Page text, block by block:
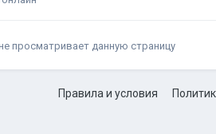
просматривает данную страницу
Правила и условия